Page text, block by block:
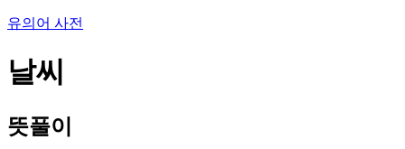
유의어 사전
날씨
뜻풀이